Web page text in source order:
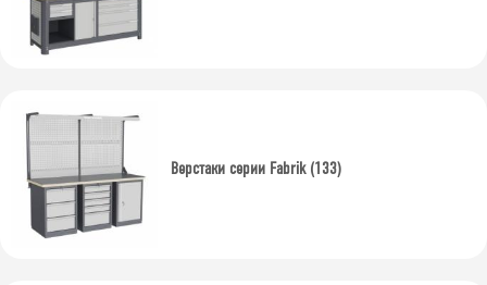
Без экрана
с 2 экранами и подсветкой
Нагрузка на верстак
Верстаки серии Fabrik (133)